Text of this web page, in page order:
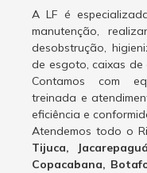
A LF é
manutenção,
desobstrução,
de esgoto, caixas de
Contamos com
treinada e
eficiência e
Atendemos todo o
Tijuca,
Copacabana,